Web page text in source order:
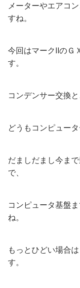
メーターやエアコ
すね。
今回はマークⅡのＧ
す。
コンデンサー交換
どうもコンピュー
だましだまし今ま
で、
コンピュータ基盤
ね。
もっとひどい場合
す。